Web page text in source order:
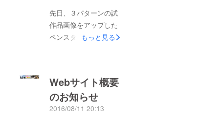
先日、３パターンの試
作品画像をアップした
ペンスタンドについ
自体の重量が軽いほど
バランスし易いことが
解っていましたが、今
もっと見る
Webサイト概要
のお知らせ
2016/08/11 20:13